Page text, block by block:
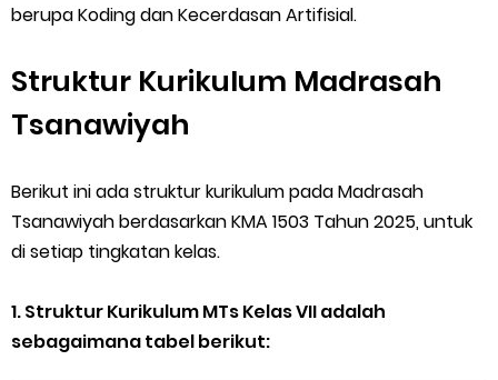
berupa Koding dan Kecerdasan Artifisial.
Struktur Kurikulum Madrasah
Tsanawiyah
Berikut ini ada struktur kurikulum pada Madrasah
Tsanawiyah berdasarkan KMA 1503 Tahun 2025, untuk
di setiap tingkatan kelas.
1. Struktur Kurikulum MTs Kelas VII adalah
sebagaimana tabel berikut: